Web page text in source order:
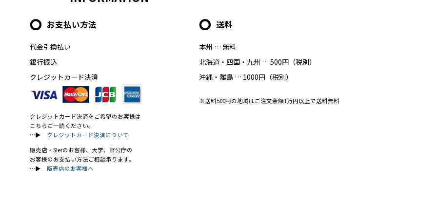
お支払い方法
代金引換払い
銀行振込
クレジットカード決済
クレジットカード決済をご希望のお客様は
こちらご一読ください。
…▶ クレジットカード決済について
販売店・SIerのお客様、大学、官公庁の
お客様のお支払い方法ご相談承ります。
…▶ 販売店のお客様へ
送料
本州 … 無料
北海道・四国・九州 … 500円（税別）
沖縄・離島 … 1000円（税別）
※送料500円の地域はご注文金額1万円以上で送料無料